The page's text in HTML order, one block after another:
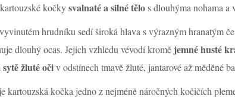
kočkysvalnaté a silné tělos dlouhýma nohama
hrudníku sedí široká hlava s výrazným hranatým
dlouhý ocas. Jejich vzhledu vévodí kromě jemné husté
sytě žluté očiv odstínech tmavě žluté, jantarové až měděné
je kartouzská kočka jedno z nejméně náročných kočičích